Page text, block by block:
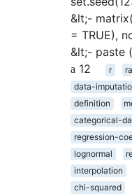
&lt;-
= TRUE),
&lt;- paste
12
r
data-
definition
categorical-
regression-
lognormal
interpolation
chi-squared